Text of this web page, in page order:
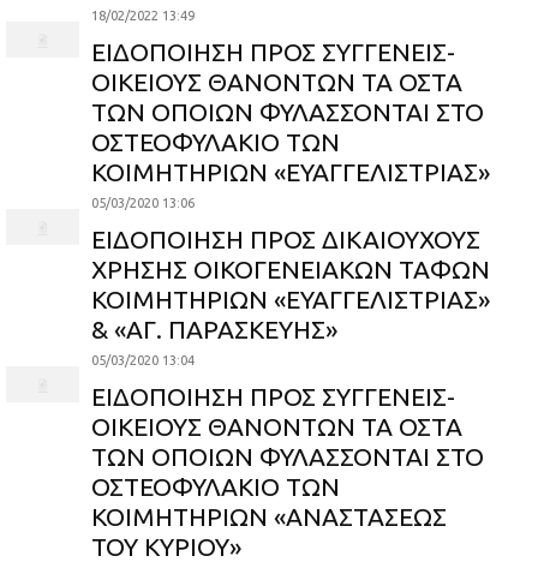
18/02/2022 13:49
ΕΙΔΟΠΟΙΗΣΗ ΠΡΟΣ ΣΥΓΓΕΝΕΙΣ-
ΟΙΚΕΙΟΥΣ ΘΑΝΟΝΤΩΝ ΤΑ ΟΣΤΑ
ΤΩΝ ΟΠΟΙΩΝ ΦΥΛΑΣΣΟΝΤΑΙ ΣΤΟ
ΟΣΤΕΟΦΥΛΑΚΙΟ ΤΩΝ
ΚΟΙΜΗΤΗΡΙΩΝ «ΕΥΑΓΓΕΛΙΣΤΡΙΑΣ»
05/03/2020 13:06
ΕΙΔΟΠΟΙΗΣΗ ΠΡΟΣ ΔΙΚΑΙΟΥΧΟΥΣ
ΧΡΗΣΗΣ ΟΙΚΟΓΕΝΕΙΑΚΩΝ ΤΑΦΩΝ
ΚΟΙΜΗΤΗΡΙΩΝ «ΕΥΑΓΓΕΛΙΣΤΡΙΑΣ»
& «ΑΓ. ΠΑΡΑΣΚΕΥΗΣ»
05/03/2020 13:04
ΕΙΔΟΠΟΙΗΣΗ ΠΡΟΣ ΣΥΓΓΕΝΕΙΣ-
ΟΙΚΕΙΟΥΣ ΘΑΝΟΝΤΩΝ ΤΑ ΟΣΤΑ
ΤΩΝ ΟΠΟΙΩΝ ΦΥΛΑΣΣΟΝΤΑΙ ΣΤΟ
ΟΣΤΕΟΦΥΛΑΚΙΟ ΤΩΝ
ΚΟΙΜΗΤΗΡΙΩΝ «ΑΝΑΣΤΑΣΕΩΣ
ΤΟΥ ΚΥΡΙΟΥ»